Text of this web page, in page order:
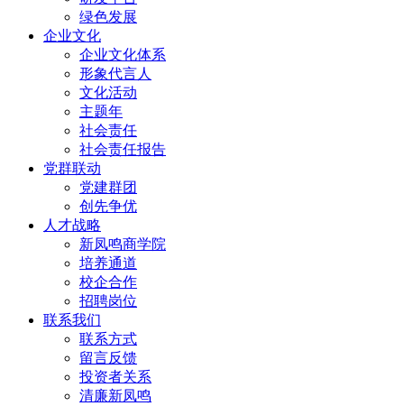
绿色发展
企业文化
企业文化体系
形象代言人
文化活动
主题年
社会责任
社会责任报告
党群联动
党建群团
创先争优
人才战略
新凤鸣商学院
培养通道
校企合作
招聘岗位
联系我们
联系方式
留言反馈
投资者关系
清廉新凤鸣